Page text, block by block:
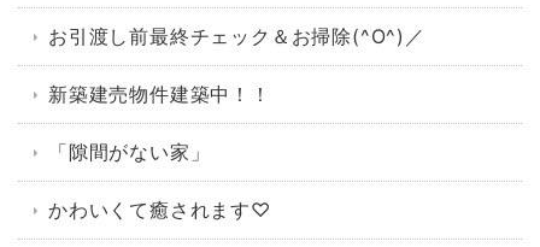
お引渡し前最終チェック＆お掃除(^O^)／
新築建売物件建築中！！
「隙間がない家」
かわいくて癒されます♡